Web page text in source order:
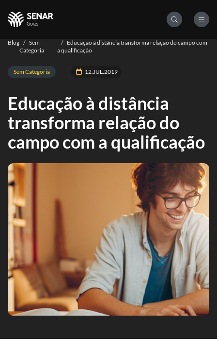
Blog / Sem
Categoria
/
Educação à distância transforma relação do campo com
a qualificação
Sem Categoria 12.JUL.2019
Educação à distância
transforma relação do
campo com a qualificação